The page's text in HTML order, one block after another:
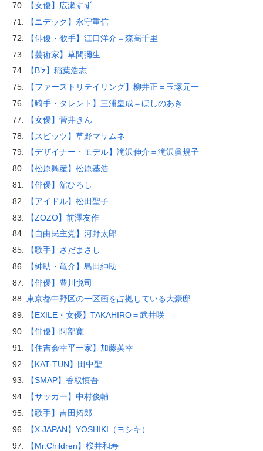
【女優】広瀬すず
【ニデック】永守重信
【俳優・歌手】江口洋介＝森高千里
【芸術家】草間彌生
【B’z】稲葉浩志
【ファーストリテイリング】柳井正＝玉塚元一
【騎手・タレント】三浦皇成＝ほしのあき
【女優】菅井きん
【スピッツ】草野マサムネ
【デザイナー・モデル】滝沢伸介＝滝沢眞規子
【松原興産】松原基浩
【俳優】舘ひろし
【アイドル】松田聖子
【ZOZO】前澤友作
【自由民主党】河野太郎
【歌手】さだまさし
【紳助・竜介】島田紳助
【俳優】豊川悦司
東京都中野区の一区画を占拠している大豪邸
【EXILE・女優】TAKAHIRO＝武井咲
【俳優】阿部寛
【住吉会幸平一家】加藤英幸
【KAT-TUN】田中聖
【SMAP】香取慎吾
【サッカー】中村俊輔
【歌手】吉田拓郎
【X JAPAN】YOSHIKI（ヨシキ）
【Mr.Children】桜井和寿